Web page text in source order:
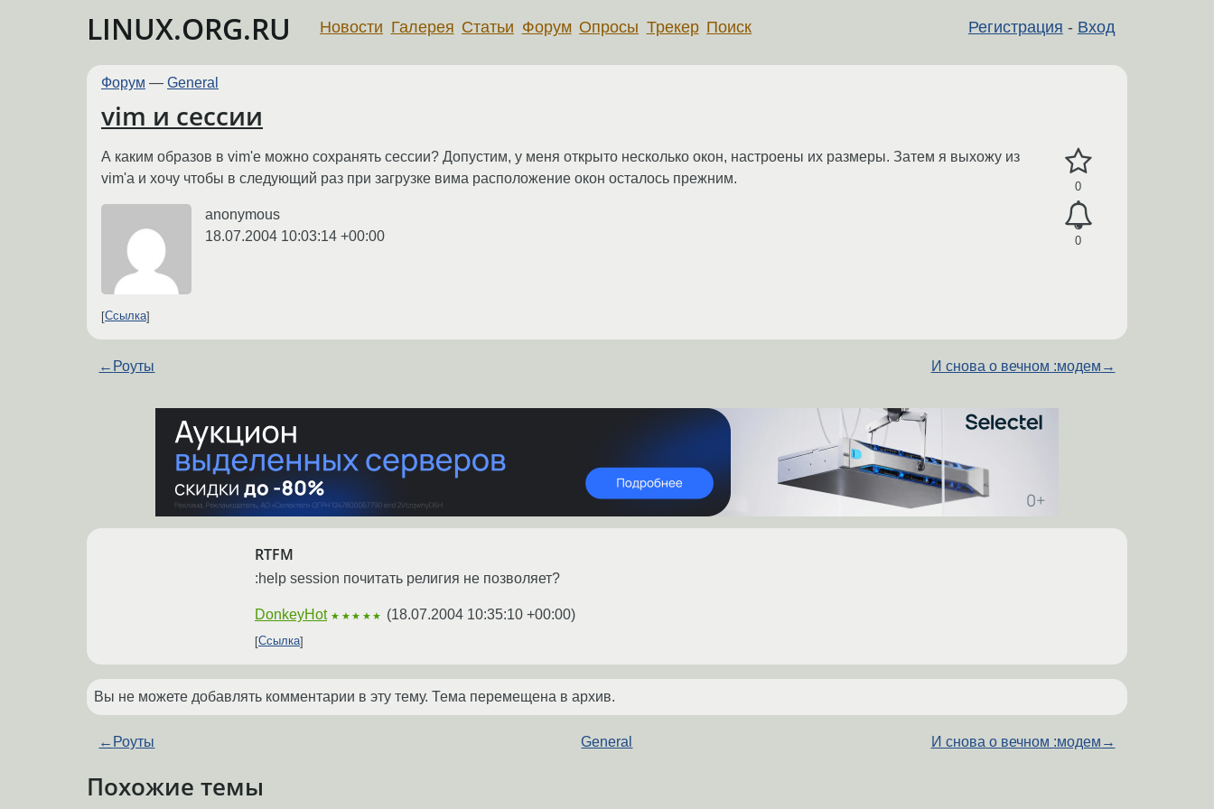
LINUX.ORG.RU Регистрация - Вход
Новости Галерея Статьи Форум Опросы Трекер Поиск
Форум — General
vim и сессии
0
0
А каким образов в vim'e можно сохранять сессии? Допустим, у меня открыто несколько окон, настроены их размеры. Затем я выхожу из
vim'a и хочу чтобы в следующий раз при загрузке вима расположение окон осталось прежним.
anonymous
18.07.2004 10:03:14 +00:00
Ссылка
← Роуты И снова о вечном :модем →
RTFM
:help session почитать религия не позволяет?
DonkeyHot ★★★★★ (18.07.2004 10:35:10 +00:00)
Ссылка
Вы не можете добавлять комментарии в эту тему. Тема перемещена в архив.
← Роуты General И снова о вечном :модем →
Похожие темы